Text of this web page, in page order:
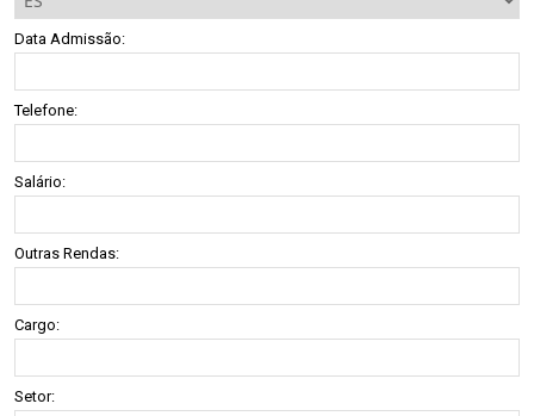
Data Admissão:
Telefone:
Salário:
Outras Rendas:
Cargo:
Setor: